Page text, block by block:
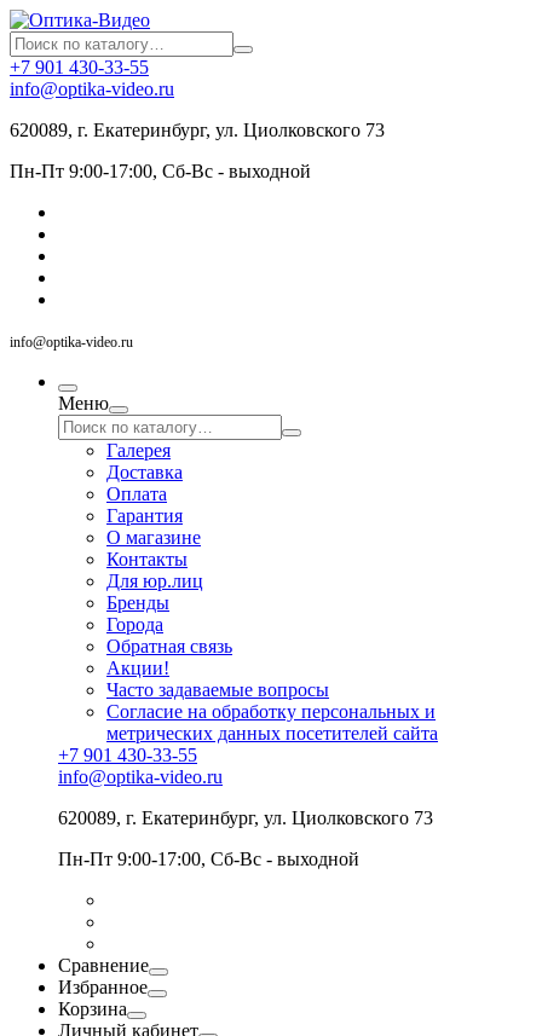
+7 901 430-33-55
info@optika-video.ru
620089, г. Екатеринбург, ул. Циолковского 73
Пн-Пт 9:00-17:00, Сб-Вс - выходной
info@optika-video.ru
Меню
Галерея
Доставка
Оплата
Гарантия
О магазине
Контакты
Для юр.лиц
Бренды
Города
Обратная связь
Акции!
Часто задаваемые вопросы
Согласие на обработку персональных и
метрических данных посетителей сайта
+7 901 430-33-55
info@optika-video.ru
620089, г. Екатеринбург, ул. Циолковского 73
Пн-Пт 9:00-17:00, Сб-Вс - выходной
Сравнение
Избранное
Корзина
Личный кабинет